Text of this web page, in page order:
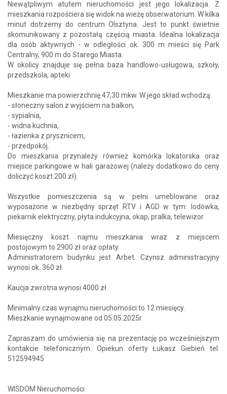
Niewątpliwym atutem nieruchomości jest jego lokalizacja. Z
mieszkania rozpościera się widok na wieżę obserwatorium. W kilka
minut dotrzemy do centrum Olsztyna. Jest to punkt świetnie
skomunikowany z pozostałą częścią miasta. Idealna lokalizacja
dla osób aktywnych - w odległości ok. 300 m mieści się Park
Centralny, 900 m do Starego Miasta.
W okolicy znajduje się pełna baza handlowo-usługowa, szkoły,
przedszkola, apteki.
Mieszkanie ma powierzchnię 47,30 mkw. W jego skład wchodzą:
- słoneczny salon z wyjściem na balkon,
- sypialnia,
- widna kuchnia,
- łazienka z prysznicem,
- przedpokój.
Do mieszkania przynależy również komórka lokatorska oraz
miejsce parkingowe w hali garażowej (należy dodatkowo do ceny
doliczyć koszt 200 zł).
Wszystkie pomieszczenia są w pełni umeblowane oraz
wyposażone w niezbędny sprzęt RTV i AGD w tym: lodówka,
piekarnik elektryczny, płyta indukcyjna, okap, pralka, telewizor.
Miesięczny koszt najmu mieszkania wraz z miejscem
postojowym to 2900 zł oraz opłaty.
Administratorem budynku jest Arbet. Czynsz administracyjny
wynosi ok. 360 zł.
Kaucja zwrotna wynosi 4000 zł.
Minimalny czas wynajmu nieruchomości to 12 miesięcy.
Mieszkanie wynajmowane od 05.05.2025r.
Zapraszam do umówienia się na prezentację po wcześniejszym
kontakcie telefonicznym. Opiekun oferty Łukasz Giebień tel.
512594945
WISDOM Nieruchomości